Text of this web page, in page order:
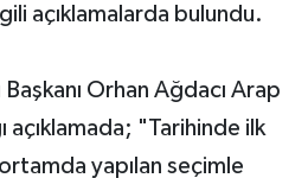
açıklamalarda bulundu.
Başkanı Orhan Ağdacı Arap
açıklamada; "Tarihinde ilk
yapılan seçimle